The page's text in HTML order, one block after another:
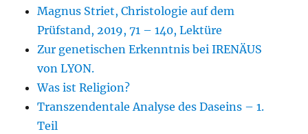
Magnus Striet, Christologie auf dem
Prüfstand, 2019, 71 – 140, Lektüre
Zur genetischen Erkenntnis bei IRENÄUS
von LYON.
Was ist Religion?
Transzendentale Analyse des Daseins – 1.
Teil